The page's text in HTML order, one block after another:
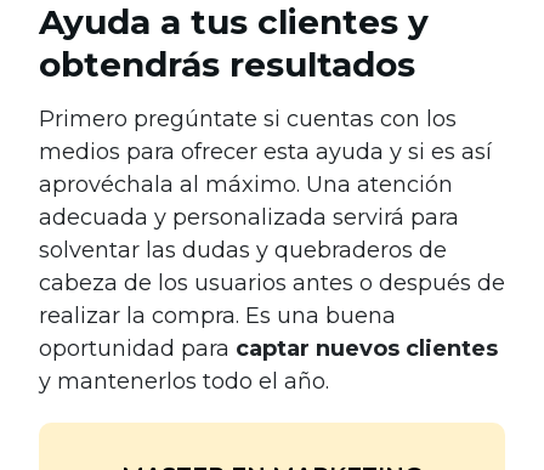
Ayuda a tus clientes y
obtendrás resultados
Primero pregúntate si cuentas con los
medios para ofrecer esta ayuda y si es así
aprovéchala al máximo. Una atención
adecuada y personalizada servirá para
solventar las dudas y quebraderos de
cabeza de los usuarios antes o después de
realizar la compra. Es una buena
oportunidad para captar nuevos clientes
y mantenerlos todo el año.